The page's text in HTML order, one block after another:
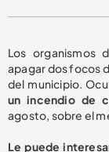
Los organismos
apagar dos focos
del municipio.
un incendio de
agosto, sobre el
Le puede